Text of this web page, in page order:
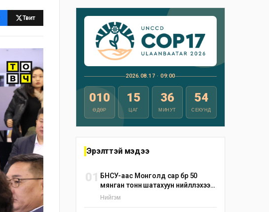
Твит
2026.08.17 · 09:00
010
ӨДӨР
15
ЦАГ
36
МИНУТ
52
СЕКУНД
Эрэлттэй мэдээ
01 БНСУ-аас Монголд сар бүр 50
мянган тонн шатахуун нийлүүлэхээр
тохиролцжээ
Нийгэм